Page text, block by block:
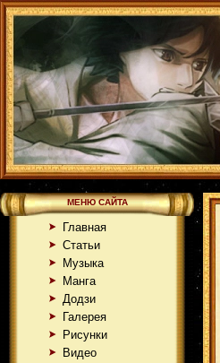
МЕНЮ САЙТА
Главная
Статьи
Музыка
Манга
Додзи
Галерея
Рисунки
Видео